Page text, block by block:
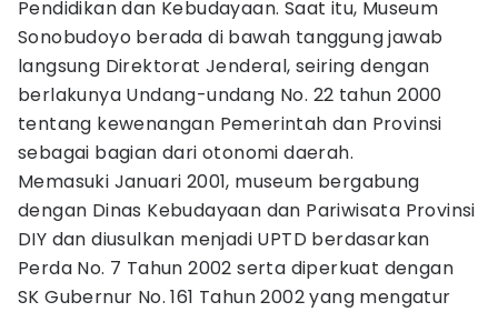
Pendidikan dan Kebudayaan. Saat itu, Museum
Sonobudoyo berada di bawah tanggung jawab
langsung Direktorat Jenderal, seiring dengan
berlakunya Undang-undang No. 22 tahun 2000
tentang kewenangan Pemerintah dan Provinsi
sebagai bagian dari otonomi daerah.
Memasuki Januari 2001, museum bergabung
dengan Dinas Kebudayaan dan Pariwisata Provinsi
DIY dan diusulkan menjadi UPTD berdasarkan
Perda No. 7 Tahun 2002 serta diperkuat dengan
SK Gubernur No. 161 Tahun 2002 yang mengatur